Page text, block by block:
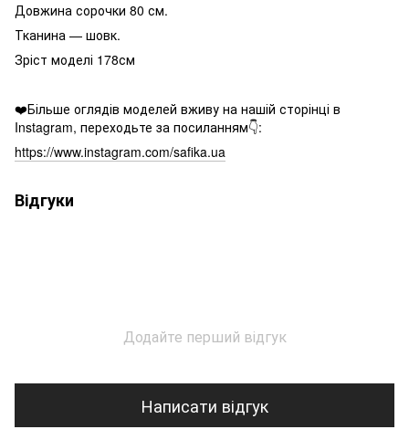
Довжина сорочки 80 см.
Тканина — шовк.
Зріст моделі 178см
❤️Більше оглядів моделей вживу на нашій сторінці в
Instagram, переходьте за посиланням👇:
https://www.instagram.com/safika.ua
Відгуки
Додайте перший відгук
Написати відгук